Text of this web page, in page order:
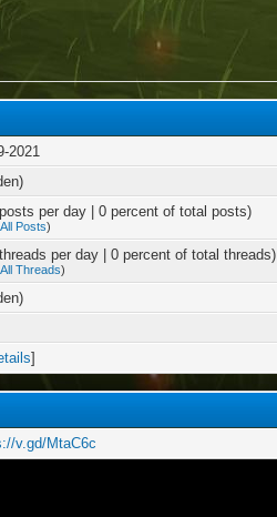
2021
per day | 0 percent of total posts)
Posts)
per day | 0 percent of total threads)
Threads)
]
v.gd/MtaC6c